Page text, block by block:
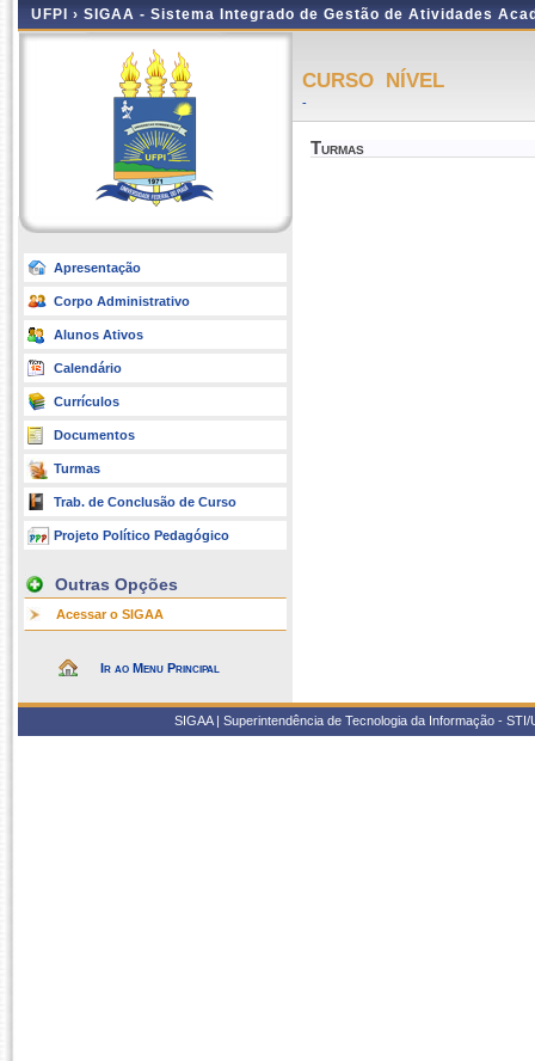
UFPI › SIGAA - Sistema Integrado de Gestão de Atividades
Apresentação
Corpo Administrativo
Alunos Ativos
Calendário
Currículos
Documentos
Turmas
Trab. de Conclusão de Curso
Projeto Político Pedagógico
Outras Opções
Acessar o SIGAA
Ir ao Menu Principal
CURSO NÍVEL
-
Turmas
SIGAA | Superintendência de Tecnologia da Informação -